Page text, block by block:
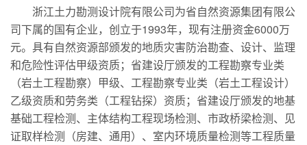
浙江土力勘测设计院有限公司为省自然资源集团有限公
司下属的国有企业，创立于1993年，现有注册资金6000万
元。具有自然资源部颁发的地质灾害防治勘查、设计、监理
和危险性评估甲级资质；省建设厅颁发的工程勘察专业类
（岩土工程勘察）甲级、工程勘察专业类（岩土工程设计）
乙级资质和劳务类（工程钻探）资质；省建设厅颁发的地基
基础工程检测、主体结构工程现场检测、市政桥梁检测、见
证取样检测（房建、通用）、室内环境质量检测等工程质量